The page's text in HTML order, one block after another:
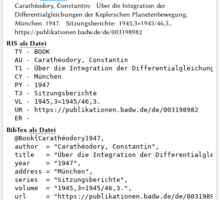
Carathéodory, Constantin: Über die Integration der
Differentialgleichungen der Keplerschen Planetenbewegung.
München 1947. Sitzungsberichte: 1945,3=1945/46,3..
https://publikationen.badw.de/de/003198982
RIS als Datei
TY - BOOK
AU - Carathéodory, Constantin
T1 - Über die Integration der Differentialgleichungen
CY - München
PY - 1947
T3 - Sitzungsberichte
VL - 1945,3=1945/46,3.
UR - https://publikationen.badw.de/de/003198982
BibTex als Datei
@Book{Carathéodory1947,
author  = "Carathéodory, Constantin",
title   = "Über die Integration der
year    = "1947",
address = "München",
series  = "Sitzungsberichte",
volume  = "1945,3=1945/46,3.",
url     = "https://publikationen.badw.de/de/